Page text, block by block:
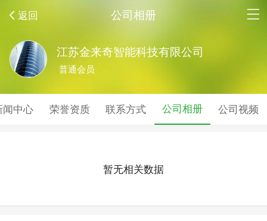
返回 公司相册
江苏金来奇智能科技有限公司
普通会员
闻中心 荣誉资质 联系方式 公司相册 公司视频
暂无相关数据